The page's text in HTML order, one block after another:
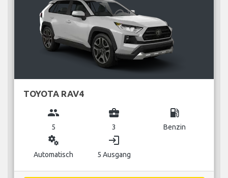
TOYOTA RAV4
group
5
business_center
3
local_gas_station
Benzin
miscellaneous_services
Automatisch
login
5 Ausgang